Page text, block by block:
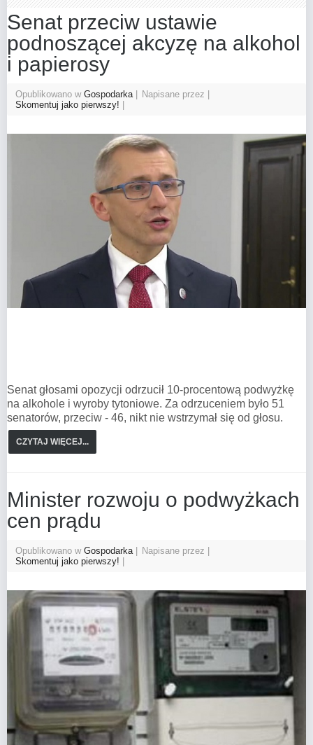
Senat przeciw ustawie
podnoszącej akcyzę na alkohol
i papierosy
Opublikowano w Gospodarka
Napisane przez
Skomentuj jako pierwszy!
Senat głosami opozycji odrzucił 10-procentową podwyżkę
na alkohole i wyroby tytoniowe. Za odrzuceniem było 51
senatorów, przeciw - 46, nikt nie wstrzymał się od głosu.
CZYTAJ WIĘCEJ...
Minister rozwoju o podwyżkach
cen prądu
Opublikowano w Gospodarka
Napisane przez
Skomentuj jako pierwszy!